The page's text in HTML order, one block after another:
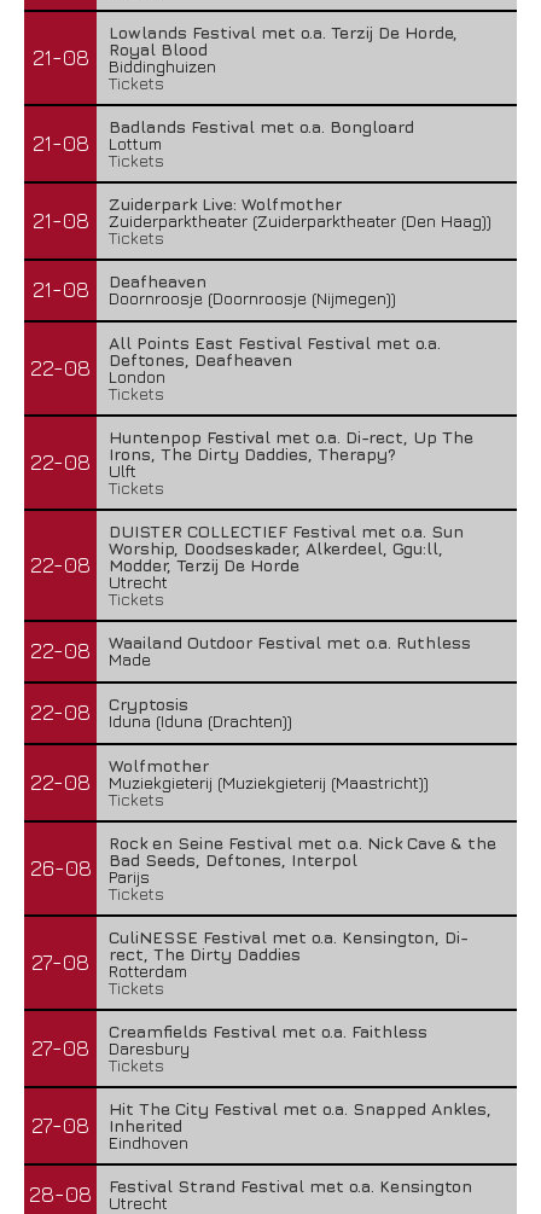
21-08
Lowlands Festival met o.a. Terzij De Horde,
Royal Blood
Biddinghuizen
Tickets
21-08
Badlands Festival met o.a. Bongloard
Lottum
Tickets
21-08
Zuiderpark Live: Wolfmother
Zuiderparktheater (Zuiderparktheater (Den Haag))
Tickets
21-08
Deafheaven
Doornroosje (Doornroosje (Nijmegen))
22-08
All Points East Festival Festival met o.a.
Deftones, Deafheaven
London
Tickets
22-08
Huntenpop Festival met o.a. Di-rect, Up The
Irons, The Dirty Daddies, Therapy?
Ulft
Tickets
22-08
DUISTER COLLECTIEF Festival met o.a. Sun
Worship, Doodseskader, Alkerdeel, Ggu:ll,
Modder, Terzij De Horde
Utrecht
Tickets
22-08
Waailand Outdoor Festival met o.a. Ruthless
Made
22-08
Cryptosis
Iduna (Iduna (Drachten))
22-08
Wolfmother
Muziekgieterij (Muziekgieterij (Maastricht))
Tickets
26-08
Rock en Seine Festival met o.a. Nick Cave & the
Bad Seeds, Deftones, Interpol
Parijs
Tickets
27-08
CuliNESSE Festival met o.a. Kensington, Di-
rect, The Dirty Daddies
Rotterdam
Tickets
27-08
Creamfields Festival met o.a. Faithless
Daresbury
Tickets
27-08
Hit The City Festival met o.a. Snapped Ankles,
Inherited
Eindhoven
28-08
Festival Strand Festival met o.a. Kensington
Utrecht